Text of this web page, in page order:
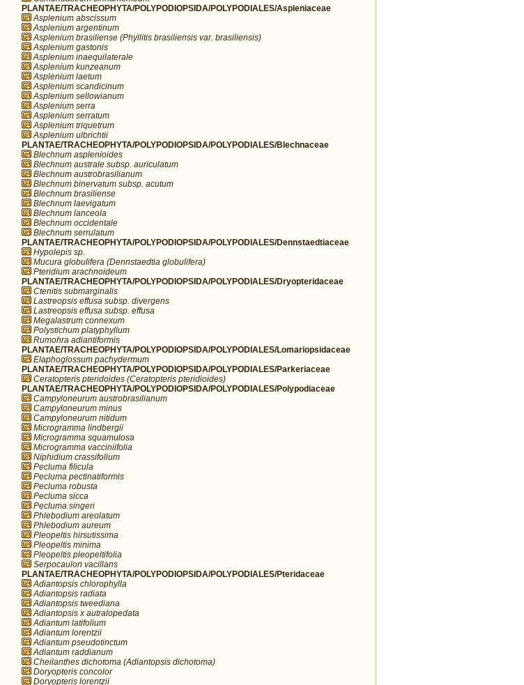
PLANTAE/TRACHEOPHYTA/POLYPODIOPSIDA/POLYPODIALES/Aspleniaceae
Asplenium abscissum
Asplenium argentinum
Asplenium brasiliense (Phyllitis brasiliensis var. brasiliensis)
Asplenium gastonis
Asplenium inaequilaterale
Asplenium kunzeanum
Asplenium laetum
Asplenium scandicinum
Asplenium sellowianum
Asplenium serra
Asplenium serratum
Asplenium triquetrum
Asplenium ulbrichtii
PLANTAE/TRACHEOPHYTA/POLYPODIOPSIDA/POLYPODIALES/Blechnaceae
Blechnum asplenioides
Blechnum australe subsp. auriculatum
Blechnum austrobrasilianum
Blechnum binervatum subsp. acutum
Blechnum brasiliense
Blechnum laevigatum
Blechnum lanceola
Blechnum occidentale
Blechnum serrulatum
PLANTAE/TRACHEOPHYTA/POLYPODIOPSIDA/POLYPODIALES/Dennstaedtiaceae
Hypolepis sp.
Mucura globulifera (Dennstaedtia globulifera)
Pteridium arachnoideum
PLANTAE/TRACHEOPHYTA/POLYPODIOPSIDA/POLYPODIALES/Dryopteridaceae
Ctenitis submarginalis
Lastreopsis effusa subsp. divergens
Lastreopsis effusa subsp. effusa
Megalastrum connexum
Polystichum platyphyllum
Rumohra adiantiformis
PLANTAE/TRACHEOPHYTA/POLYPODIOPSIDA/POLYPODIALES/Lomariopsidaceae
Elaphoglossum pachydermum
PLANTAE/TRACHEOPHYTA/POLYPODIOPSIDA/POLYPODIALES/Parkeriaceae
Ceratopteris pteridoides (Ceratopteris pteridioides)
PLANTAE/TRACHEOPHYTA/POLYPODIOPSIDA/POLYPODIALES/Polypodiaceae
Campyloneurum austrobrasilianum
Campyloneurum minus
Campyloneurum nitidum
Microgramma lindbergii
Microgramma squamulosa
Microgramma vacciniifolia
Niphidium crassifolium
Pecluma filicula
Pecluma pectinatiformis
Pecluma robusta
Pecluma sicca
Pecluma singeri
Phlebodium areolatum
Phlebodium aureum
Pleopeltis hirsutissima
Pleopeltis minima
Pleopeltis pleopeltifolia
Serpocaulon vacillans
PLANTAE/TRACHEOPHYTA/POLYPODIOPSIDA/POLYPODIALES/Pteridaceae
Adiantopsis chlorophylla
Adiantopsis radiata
Adiantopsis tweediana
Adiantopsis x autralopedata
Adiantum latifolium
Adiantum lorentzii
Adiantum pseudotinctum
Adiantum raddianum
Cheilanthes dichotoma (Adiantopsis dichotoma)
Doryopteris concolor
Doryopteris lorentzii